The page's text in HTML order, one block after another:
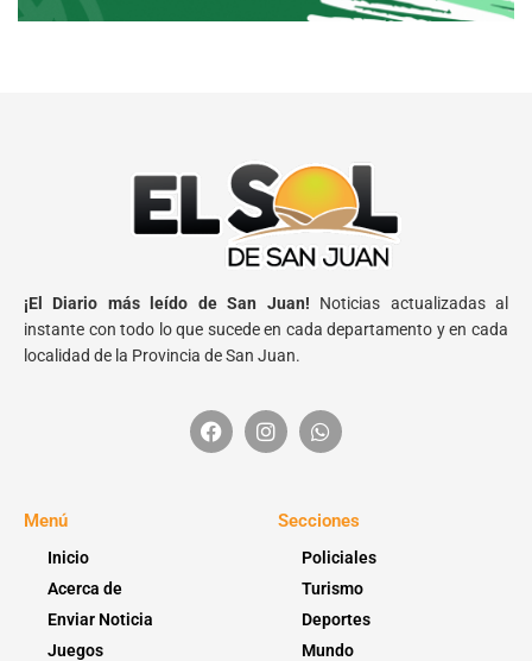
¡El Diario más leído de San Juan! Noticias actualizadas al
instante con todo lo que sucede en cada departamento y en cada
localidad de la Provincia de San Juan.
Menú
Inicio
Acerca de
Enviar Noticia
Juegos
Secciones
Policiales
Turismo
Deportes
Mundo